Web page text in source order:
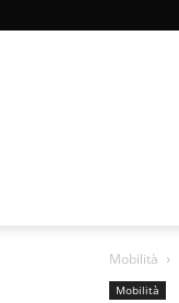
Mobilità
Mobilità